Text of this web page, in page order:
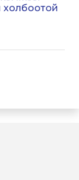
холбоотой